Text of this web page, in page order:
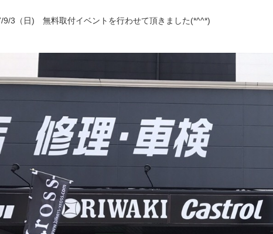
9/3（日) 無料取付イベントを行わせて頂きました(*^^*)